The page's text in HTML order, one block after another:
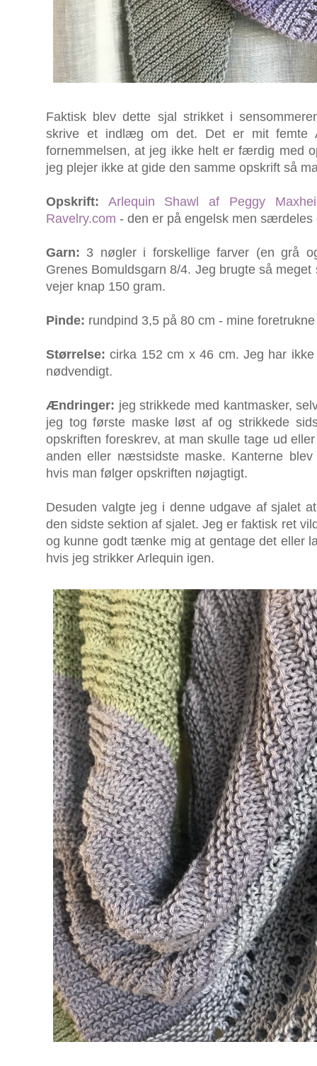
Faktisk blev dette sjal strikket i
skrive et indlæg om det. Det er mit femte
fornemmelsen, at jeg ikke helt er færdig med
jeg plejer ikke at gide den samme opskrift så
Opskrift:
Arlequin Shawl af Peggy
Ravelry.com - den er på engelsk men særdeles
Garn: 3 nøgler i forskellige farver (en grå
Grenes Bomuldsgarn 8/4. Jeg brugte så
vejer knap 150 gram.
Pinde: rundpind 3,5 på 80 cm - mine
Størrelse: cirka 152 cm x 46 cm. Jeg har
nødvendigt.
Ændringer: jeg strikkede med kantmasker,
jeg tog første maske løst af og strikkede
opskriften foreskrev, at man skulle tage ud
anden eller næstsidste maske. Kanterne
hvis man følger opskriften nøjagtigt.
Desuden valgte jeg i denne udgave af sjalet
den sidste sektion af sjalet. Jeg er faktisk ret
og kunne godt tænke mig at gentage det eller
hvis jeg strikker Arlequin igen.